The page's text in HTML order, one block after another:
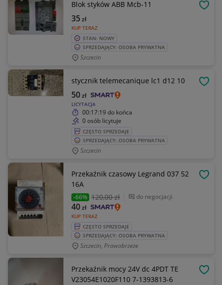
Blok styków ABB Mcb-11
KUP TERAZ
35zł
STAN: NOWY
SPRZEDAJĄCY: OSOBA PRYWATNA
Szczecin
stycznik telemecanique lc1 d12 10
LICYTACJA
50zł
00:17:19 do końca
0 osób licytuje
CZĘSTO SPRZEDAJE
SPRZEDAJĄCY: OSOBA PRYWATNA
Szczecin
Przekaźnik czasowy Legrand 037 52
16A
-66% 120,00 zł do negocjacji
KUP TERAZ
40zł
CZĘSTO SPRZEDAJE
SPRZEDAJĄCY: OSOBA PRYWATNA
Szczecin, Prawobrzeże
Przekaźnik mocy 24V dc 4PDT TE
V23054E1020F110 7-1393813-6